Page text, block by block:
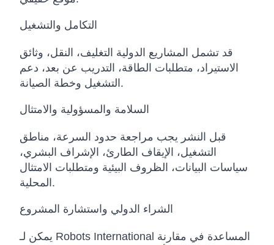
التكامل والتشغيل
قد تشمل المشاريع الدولية التغليف، النقل، وثائق
الاستيراد، متطلبات الطاقة، التدريب عن بعد، دعم
التشغيل وخطة الصيانة.
السلامة والمسؤولية والامتثال
قبل النشر يجب مراجعة حدود السرعة، مناطق
التشغيل، الإيقاف الطارئ، الإشراف البشري،
سياسات البيانات، الظروف البيئية ومتطلبات الامتثال
المحلية.
الشراء الدولي واستشارة المشروع
يمكن لـ Robots International المساعدة في مقارنة